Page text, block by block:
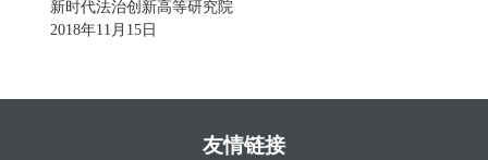
新时代法治创新高等研究院
2018年11月15日
友情链接